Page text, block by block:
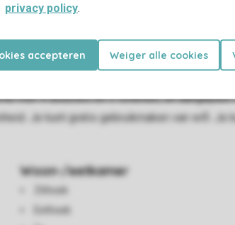
privacy policy.
accepteren Weiger alle cookies
liefst 40 personen en ook goed
met een vaatwasser, koelkast, oven,
met 4 douches en 3 toiletten, en
Je kunt gratis gebruikmaken van wifi. Je
Woon-/eetkamer
Zithoek
Eethoek